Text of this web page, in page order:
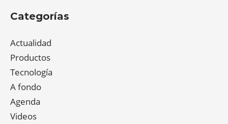
Categorías
Actualidad
Productos
Tecnología
A fondo
Agenda
Videos